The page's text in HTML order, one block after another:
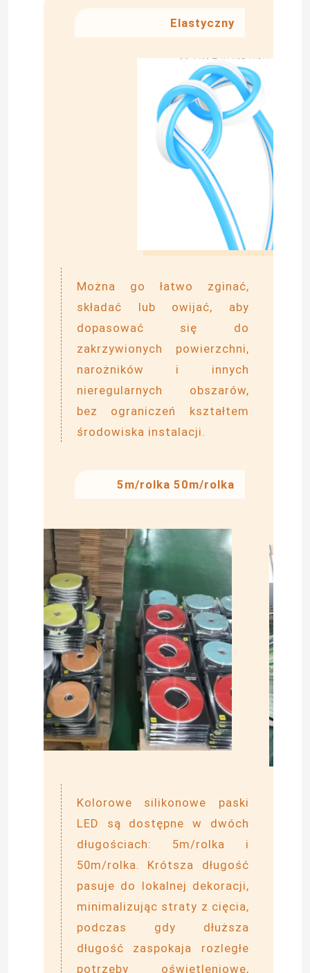
Elastyczny
Można go łatwo zginać,
składać lub owijać, aby
dopasować się do
zakrzywionych powierzchni,
narożników i innych
nieregularnych obszarów,
bez ograniczeń kształtem
środowiska instalacji.
5m/rolka 50m/rolka
Kolorowe silikonowe paski
LED są dostępne w dwóch
długościach: 5m/rolka i
50m/rolka. Krótsza długość
pasuje do lokalnej dekoracji,
minimalizując straty z cięcia,
podczas gdy dłuższa
długość zaspokaja rozległe
potrzeby oświetleniowe,